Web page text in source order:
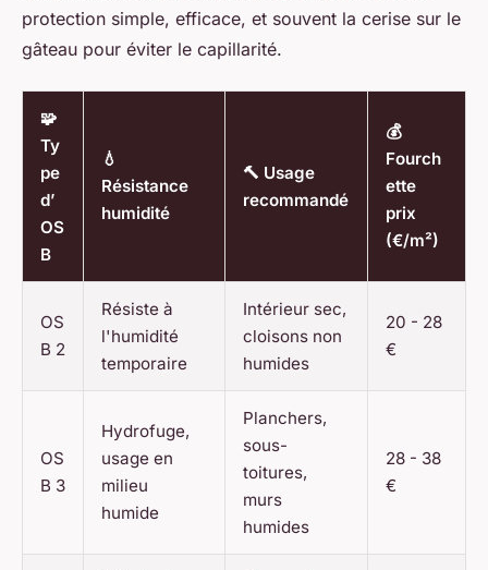
protection simple, efficace, et souvent la cerise sur le
gâteau pour éviter le capillarité.
🧩
Ty
pe
d’
OS
B
💧
Résistance
humidité
🔨 Usage
recommandé
💰
Fourch
ette
prix
(€/m²)
OS
B 2
Résiste à
l'humidité
temporaire
Intérieur sec,
cloisons non
humides
20 - 28
€
OS
B 3
Hydrofuge,
usage en
milieu
humide
Planchers,
sous-
toitures,
murs
humides
28 - 38
€